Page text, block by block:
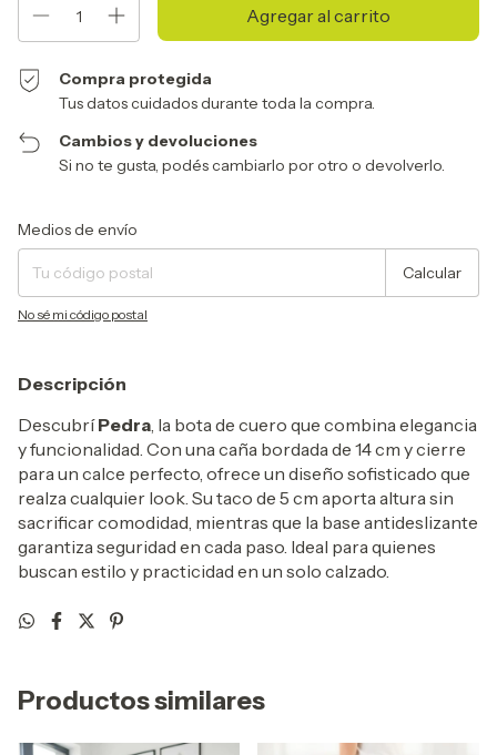
Compra protegida
Tus datos cuidados durante toda la compra.
Cambios y devoluciones
Si no te gusta, podés cambiarlo por otro o devolverlo.
Entregas para el CP:
Medios de envío
Calcular
No sé mi código postal
Descripción
DescubríPedra, la bota de cuero que combina elegancia
y funcionalidad. Con una caña bordada de 14 cm y cierre
para un calce perfecto, ofrece un diseño sofisticado que
realza cualquier look. Su taco de 5 cm aporta altura sin
sacrificar comodidad, mientras que la base antideslizante
garantiza seguridad en cada paso. Ideal para quienes
buscan estilo y practicidad en un solo calzado.
Productos similares